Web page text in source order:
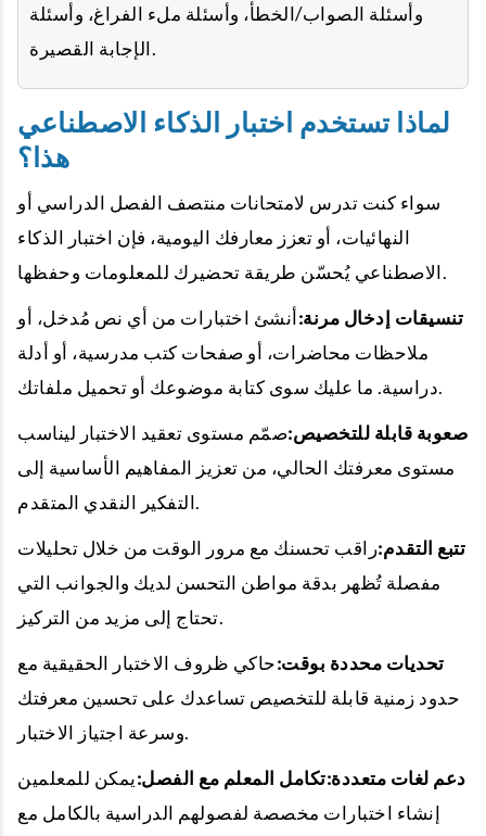
وأسئلة الصواب/الخطأ، وأسئلة ملء الفراغ، وأسئلة
الإجابة القصيرة.
لماذا تستخدم اختبار الذكاء الاصطناعي
هذا؟
سواء كنت تدرس لامتحانات منتصف الفصل الدراسي أو
النهائيات، أو تعزز معارفك اليومية، فإن اختبار الذكاء
الاصطناعي يُحسّن طريقة تحضيرك للمعلومات وحفظها.
تنسيقات إدخال مرنة:أنشئ اختبارات من أي نص مُدخل، أو
ملاحظات محاضرات، أو صفحات كتب مدرسية، أو أدلة
دراسية. ما عليك سوى كتابة موضوعك أو تحميل ملفاتك.
صعوبة قابلة للتخصيص:صمّم مستوى تعقيد الاختبار ليناسب
مستوى معرفتك الحالي، من تعزيز المفاهيم الأساسية إلى
التفكير النقدي المتقدم.
تتبع التقدم:راقب تحسنك مع مرور الوقت من خلال تحليلات
مفصلة تُظهر بدقة مواطن التحسن لديك والجوانب التي
تحتاج إلى مزيد من التركيز.
تحديات محددة بوقت:حاكي ظروف الاختبار الحقيقية مع
حدود زمنية قابلة للتخصيص تساعدك على تحسين معرفتك
وسرعة اجتياز الاختبار.
دعم لغات متعددة:تكامل المعلم مع الفصل:يمكن للمعلمين
إنشاء اختبارات مخصصة لفصولهم الدراسية بالكامل مع